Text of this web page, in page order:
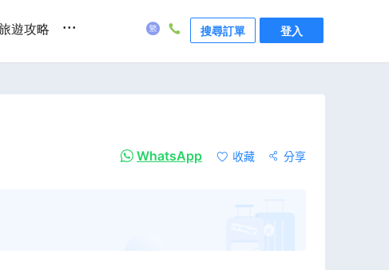
遊攻略 ... 搜尋訂單 登入
WhatsApp 收藏
分享